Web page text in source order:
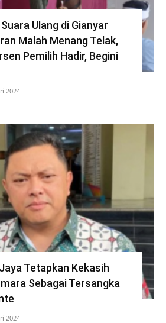
Ulang di Gianyar
Malah Menang Telak,
Pemilih Hadir, Begini
2024
Tetapkan Kekasih
Sebagai Tersangka
2024